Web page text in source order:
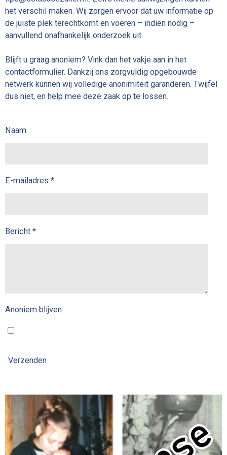
het verschil maken. Wij zorgen ervoor dat uw informatie op
de juiste plek terechtkomt en voeren – indien nodig –
aanvullend onafhankelijk onderzoek uit.
Blijft u graag anoniem? Vink dan het vakje aan in het
contactformulier. Dankzij ons zorgvuldig opgebouwde
netwerk kunnen wij volledige anonimiteit garanderen. Twijfel
dus niet, en help mee deze zaak op te lossen.
Naam
E-mailadres *
Bericht *
Anoniem blijven
Verzenden